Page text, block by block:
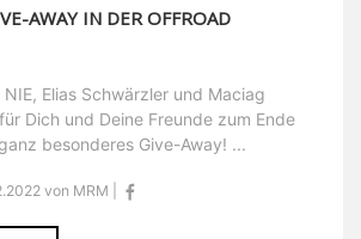
AWAY IN DER OFFROAD
Elias Schwärzler und Maciag
Dich und Deine Freunde zum Ende
besonderes Give-Away! ...
von MRM |